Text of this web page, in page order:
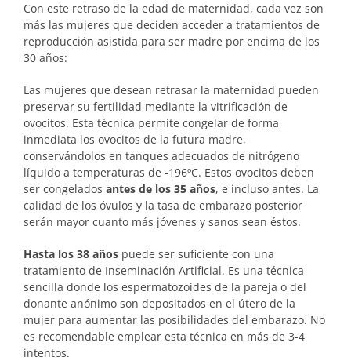
Con este retraso de la edad de maternidad, cada vez son
más las mujeres que deciden acceder a tratamientos de
reproducción asistida para ser madre por encima de los
30 años:
Las mujeres que desean retrasar la maternidad pueden
preservar su fertilidad mediante la vitrificación de
ovocitos. Esta técnica permite congelar de forma
inmediata los ovocitos de la futura madre,
conservándolos en tanques adecuados de nitrógeno
líquido a temperaturas de -196ºC. Estos ovocitos deben
ser congelados antes de los 35 años, e incluso antes. La
calidad de los óvulos y la tasa de embarazo posterior
serán mayor cuanto más jóvenes y sanos sean éstos.
Hasta los 38 años puede ser suficiente con una
tratamiento de Inseminación Artificial. Es una técnica
sencilla donde los espermatozoides de la pareja o del
donante anónimo son depositados en el útero de la
mujer para aumentar las posibilidades del embarazo. No
es recomendable emplear esta técnica en más de 3-4
intentos.